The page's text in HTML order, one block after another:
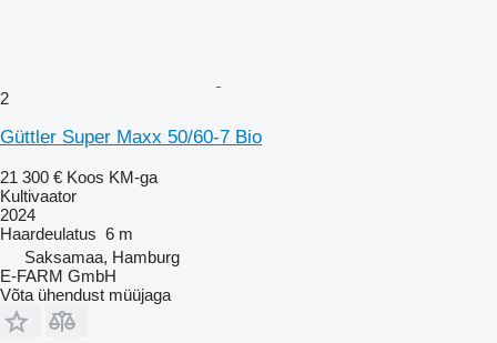
2
Güttler Super Maxx 50/60-7 Bio
21 300 € Koos KM-ga
Kultivaator
2024
Haardeulatus 6 m
Saksamaa, Hamburg
E-FARM GmbH
Võta ühendust müüjaga